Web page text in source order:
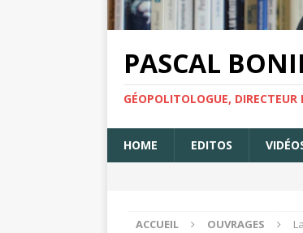
PASCAL
GÉOPOLITOLOGUE, DIRECTEUR
HOME EDITOS
ACCUEIL OUVRAGES